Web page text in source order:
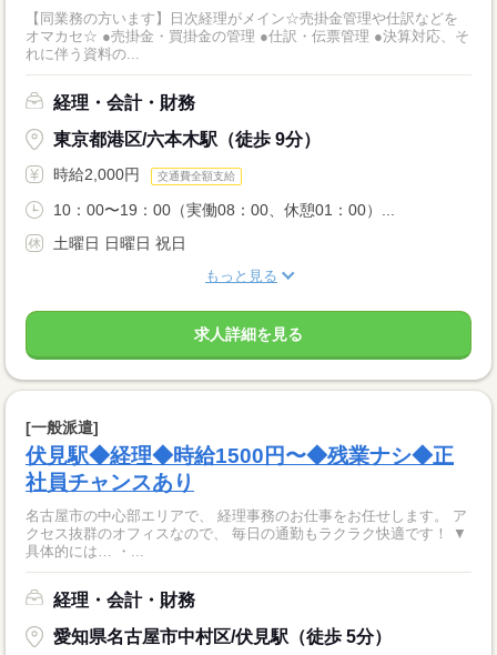
【同業務の方います】日次経理がメイン☆売掛金管理や仕訳などを
オマカセ☆ ●売掛金・買掛金の管理 ●仕訳・伝票管理 ●決算対応、そ
れに伴う資料の...
経理・会計・財務
東京都港区/六本木駅（徒歩 9分）
時給2,000円 交通費全額支給
10：00〜19：00（実働08：00、休憩01：00）...
土曜日 日曜日 祝日
もっと見る
求人詳細を見る
[一般派遣]
伏見駅◆経理◆時給1500円〜◆残業ナシ◆正
社員チャンスあり
名古屋市の中心部エリアで、 経理事務のお仕事をお任せします。 ア
クセス抜群のオフィスなので、 毎日の通勤もラクラク快適です！ ▼
具体的には… ・...
経理・会計・財務
愛知県名古屋市中村区/伏見駅（徒歩 5分）